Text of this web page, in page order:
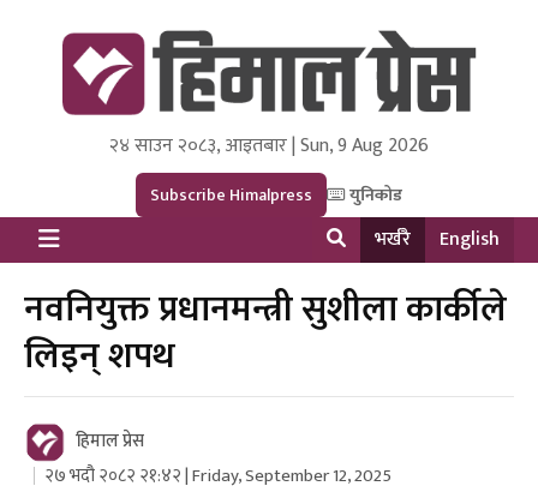
Himal Press
Dot NewsyNepal Media and Research Pvt Ltd.
२४ साउन २०८३, आइतबार | Sun, 9 Aug 2026
Subscribe Himalpress युनिकोड
भर्खरै English
नवनियुक्त प्रधानमन्त्री सुशीला कार्कीले
लिइन् शपथ
हिमाल प्रेस
२७ भदौ २०८२ २१:४२ | Friday, September 12, 2025